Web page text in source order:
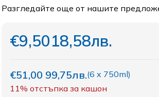
Разгледайте още от нашите
€9,5018,58лв.
€51,00 99,75лв.(6 x 750ml)
11% отстъпка за кашон